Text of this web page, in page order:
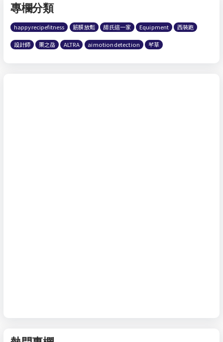
專欄分類
happyrecipefitness 筋膜放鬆 胡氏這一家 Equipment 西裝跑
設計師 栗之岳 ALTRA aimotiondetection 芊草